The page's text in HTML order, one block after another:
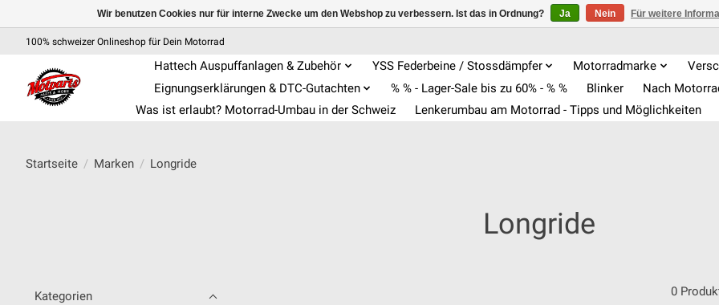
100% schweizer Onlineshop für Dein Motorrad
Hattech Auspuffanlagen & Zubehör YSS Federbeine / Stossdämpfer Motorradmarke
Eignungserklärungen & DTC-Gutachten
% % - Lager-Sale bis zu 60% - % % Blinker Nach
Was ist erlaubt? Motorrad-Umbau in der Schweiz
Lenkerumbau am Motorrad - Tipps und Möglichkeiten
Startseite / Marken / Longride
Longride
Kategorien 0
Wir benutzen Cookies nur für interne Zwecke um den Webshop zu verbessern. Ist das in Ordnung? Ja Nein Für weitere